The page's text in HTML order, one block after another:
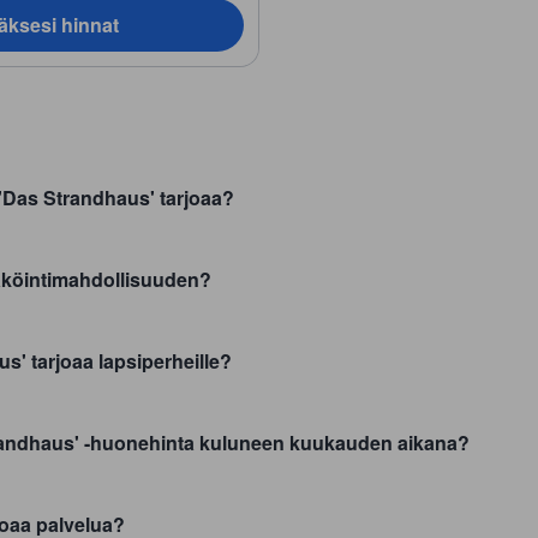
hinnat
Strandhaus' tarjoaa?
tarjoaa lapsiperheille?
-huonehinta kuluneen kuukauden aikana?
palvelua?